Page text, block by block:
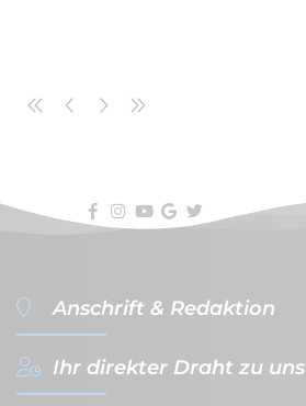
Anschrift & Redaktion
filterVERLAG GmbH & Co. KG
Ihr direkter Draht zu uns